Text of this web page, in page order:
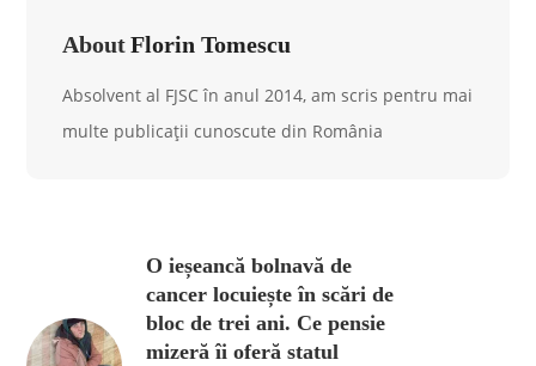
About Florin Tomescu
Absolvent al FJSC în anul 2014, am scris pentru mai
multe publicații cunoscute din România
O ieșeancă bolnavă de
cancer locuiește în scări de
bloc de trei ani. Ce pensie
mizeră îi oferă statul